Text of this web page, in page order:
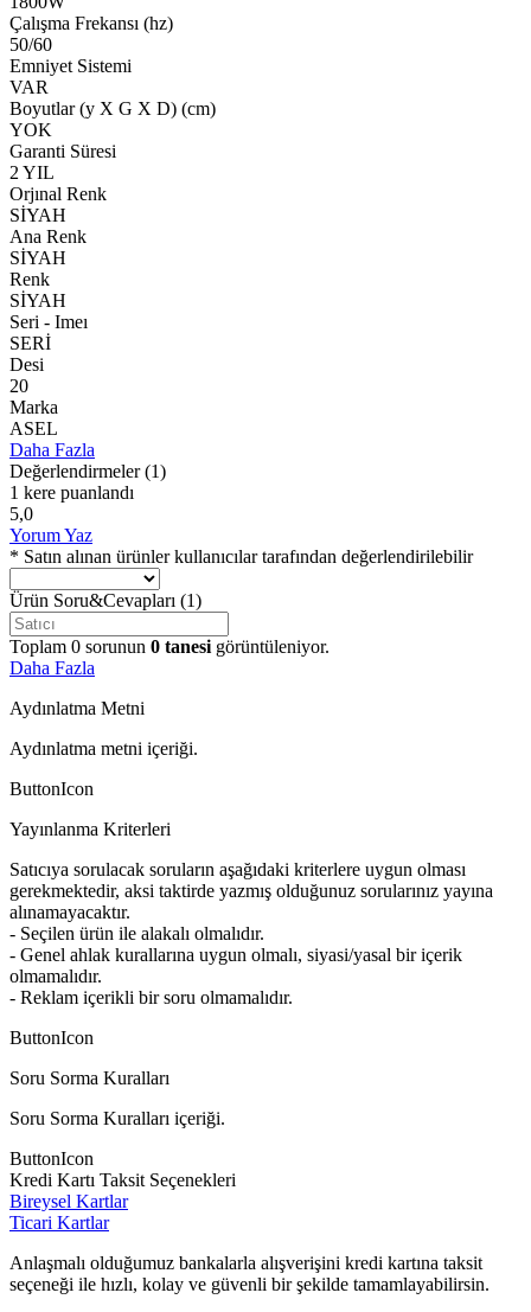
Çalışma Frekansı (hz)
50/60
Emniyet Sistemi
VAR
Boyutlar (y X G X D) (cm)
YOK
Garanti Süresi
2 YIL
Orjınal Renk
SİYAH
Ana Renk
SİYAH
Renk
SİYAH
Seri - Imeı
SERİ
Desi
20
Marka
ASEL
Daha Fazla
Değerlendirmeler (1)
1 kere puanlandı
5,0
Yorum Yaz
* Satın alınan ürünler kullanıcılar tarafından değerlendirilebilir
Ürün Soru&Cevapları (1)
Toplam 0 sorunun 0 tanesi görüntüleniyor.
Daha Fazla
Aydınlatma Metni
Aydınlatma metni içeriği.
ButtonIcon
Yayınlanma Kriterleri
Satıcıya sorulacak soruların aşağıdaki kriterlere uygun olması
gerekmektedir, aksi taktirde yazmış olduğunuz sorularınız yayına
alınamayacaktır.
- Seçilen ürün ile alakalı olmalıdır.
- Genel ahlak kurallarına uygun olmalı, siyasi/yasal bir içerik
olmamalıdır.
- Reklam içerikli bir soru olmamalıdır.
ButtonIcon
Soru Sorma Kuralları
Soru Sorma Kuralları içeriği.
ButtonIcon
Kredi Kartı Taksit Seçenekleri
Bireysel Kartlar
Ticari Kartlar
Anlaşmalı olduğumuz bankalarla alışverişini kredi kartına taksit
seçeneği ile hızlı, kolay ve güvenli bir şekilde tamamlayabilirsin.